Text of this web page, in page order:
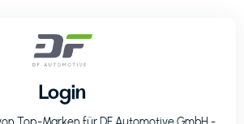
Login